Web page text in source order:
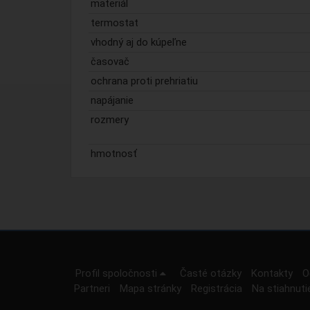
materiál
termostat
vhodný aj do kúpeľne
časovač
ochrana proti prehriatiu
napájanie
rozmery
hmotnosť
Profil spoločnosti Časté otázky Kontakty
Partneri
Mapa stránky Registrácia Na